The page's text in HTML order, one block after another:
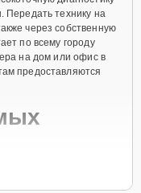
Передать технику на
через собственную
по всему городу
на дом или офис в
предоставляются
предлагаются как